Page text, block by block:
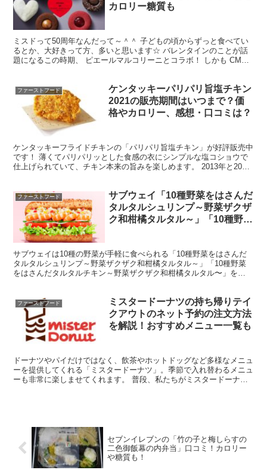
カロリー糖質も
ミスドって50周年なんだって～＾＾ 子どもの頃からずっと食べてい
るとか、大好きって方、多いと思います☆ バレンタインのことが話
題になるこの時期、 ピエールマルコリーニとコラボ！ しかも CMは
ファーストフード
ケンタッキーパリパリ旨塩チキン
2021の販売期間はいつまで？価
格やカロリー、感想・口コミは？
ケンタッキーフライドチキンの「パリパリ旨塩チキン」が好評販売中
です！ 薄くてパリパリッとした食感の衣にシンプルな塩コショウで
仕上げられていて、チキン本来の旨みを楽しめます。 2013年と2019
ファーストフード
サブウェイ「10種野菜をはさんだ
タルタルシュリンプ～野菜ザクザ
ク和柑橘タルタル～」「10種野菜
売期間はいつまで？？値段やカロ
リー・糖質も
サブウェイは10種の野菜が手軽に食べられる「10種野菜をはさんだ
タルタルシュリンプ～野菜ザクザク和柑橘タルタル～」「10種野菜
をはさんだタルタルチキン～野菜ザクザク和柑橘タルタル〜」を
ファーストフード
ミスタードーナツの持ち帰りテイ
クアウトのネット予約の注文方法
を解説！おすすめメニュー一覧も
ドーナツやパイだけではなく、飲茶やホットドッグなど多様なメニュ
ーを提供してくれる「ミスタードーナツ」。季節で入れ替わるメニュ
ーも非常に楽しませてくれます。 普段、私たちがミスタードーナツ
セブンイレブンの「竹の子と梅しらすの
二色御飯幕の内弁当」口コミ！カロリー
や糖質も！